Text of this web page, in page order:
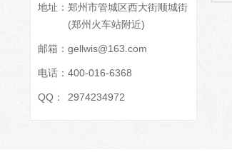
地址： 郑州市管城区西大街顺城街
(郑州火车站附近)
邮箱： gellwis@163.com
电话： 400-016-6368
QQ： 2974234972